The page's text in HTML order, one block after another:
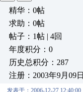
精华：0帖
求助：0帖
帖子：1帖 | 4回
年度积分：0
历史总积分：287
注册：2003年9月09日
发表于：2006-12-27 12:40:00